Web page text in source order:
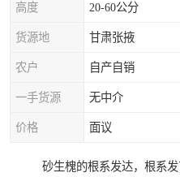
高度 20-60公分
货源地 甘肃张掖
农户 自产自销
一手货源 无中介
价格 面议
砂生槐的根系发达，根系